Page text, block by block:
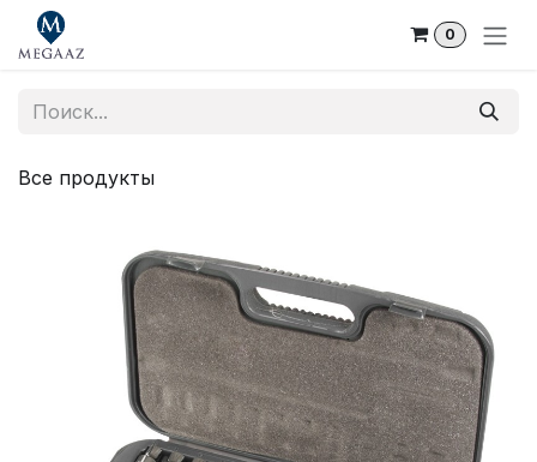
Skip to Content
0
Все продукты